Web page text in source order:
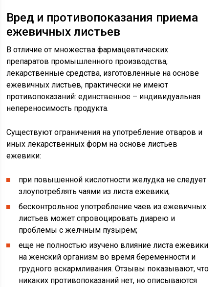
Вред и противопоказания приема
ежевичных листьев
В отличие от множества фармацевтических
препаратов промышленного производства,
лекарственные средства, изготовленные на основе
ежевичных листьев, практически не имеют
противопоказаний: единственное – индивидуальная
непереносимость продукта.
Существуют ограничения на употребление отваров и
иных лекарственных форм на основе листьев
ежевики:
при повышенной кислотности желудка не следует
злоупотреблять чаями из листа ежевики;
бесконтрольное употребление чаев из ежевичных
листьев может спровоцировать диарею и
проблемы с желчным пузырем;
еще не полностью изучено влияние листа ежевики
на женский организм во время беременности и
грудного вскармливания. Отзывы показывают, что
никаких противопоказаний нет, но описываются